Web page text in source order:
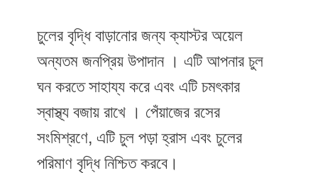
চুলের বৃদ্ধি বাড়ানোর জন্য ক্যাস্টর অয়েল
অন্যতম জনপ্রিয় উপাদান । এটি আপনার চুল
ঘন করতে সাহায্য করে এবং এটি চমৎকার
স্বাস্থ্য বজায় রাখে । পেঁয়াজের রসের
সংমিশ্রণে, এটি চুল পড়া হ্রাস এবং চুলের
পরিমাণ বৃদ্ধি নিশ্চিত করবে।